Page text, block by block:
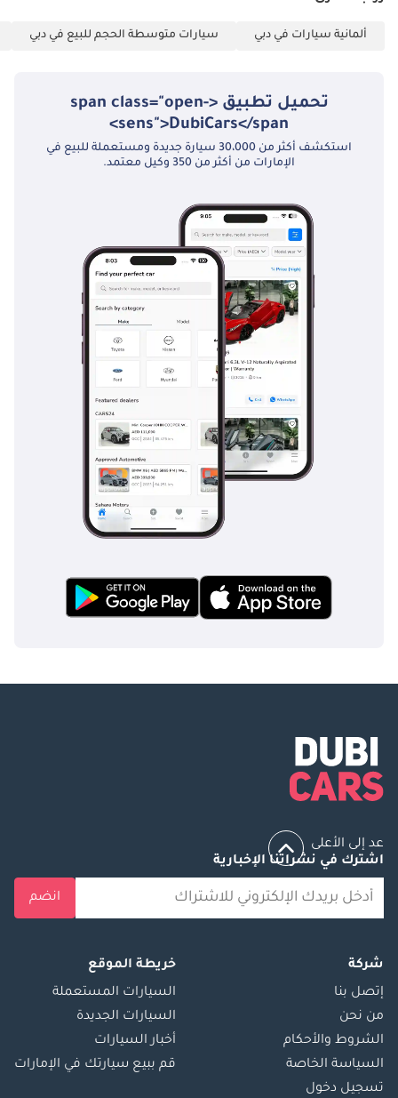
ألمانية سيارات في دبي سيارات متوسطة الحجم للبيع في دبي
تحميل تطبيق <span class="open-
sens">DubiCars</span>
استكشف أكثر من 30،000 سيارة جديدة ومستعملة للبيع في
الإمارات من أكثر من 350 وكيل معتمد.
عد إلى الأعلى
اشترك في نشراتنا الإخبارية
انضم
شركة
إتصل بنا
من نحن
الشروط والأحكام
السياسة الخاصة
تسجيل دخول
خريطة الموقع
السيارات المستعملة
السيارات الجديدة
أخبار السيارات
قم ببيع سيارتك في الإمارات